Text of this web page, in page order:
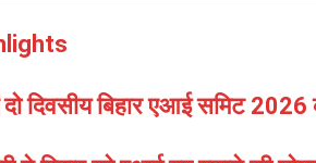
दिवसीय बिहार एआई समिट 2026